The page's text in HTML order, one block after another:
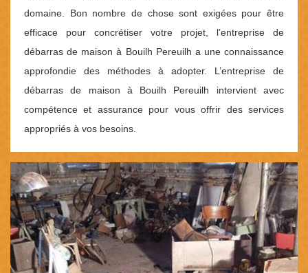
domaine. Bon nombre de chose sont exigées pour être
efficace pour concrétiser votre projet, l’entreprise de
débarras de maison à Bouilh Pereuilh a une connaissance
approfondie des méthodes à adopter. L’entreprise de
débarras de maison à Bouilh Pereuilh intervient avec
compétence et assurance pour vous offrir des services
appropriés à vos besoins.